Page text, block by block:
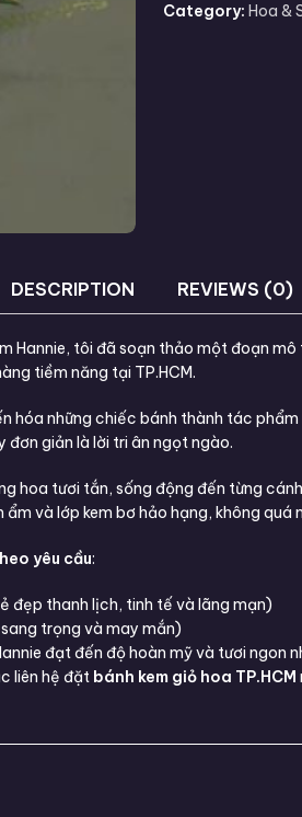
Category: Hoa &
DESCRIPTION REVIEWS (0)
Hannie, tôi đã soạn thảo một đoạn
tiềm năng tại TP.HCM.
hóa những chiếc bánh thành tác
đơn giản là lời tri ân ngọt ngào.
hoa tươi tắn, sống động đến từng
và lớp kem bơ hảo hạng, không
yêu cầu:
đẹp thanh lịch, tinh tế và lãng mạn)
trọng và may mắn)
đạt đến độ hoàn mỹ và tươi ngon
liên hệ đặt bánh kem giỏ hoa TP.HCM